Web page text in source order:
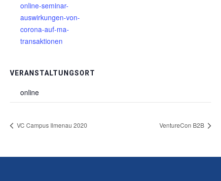
online-seminar-
auswirkungen-von-
corona-auf-ma-
transaktionen
VERANSTALTUNGSORT
online
VC Campus Ilmenau 2020 VentureCon B2B